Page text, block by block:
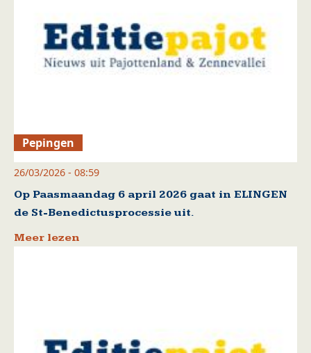
Pepingen
26/03/2026 - 08:59
Op Paasmaandag 6 april 2026 gaat in ELINGEN
de St-Benedictusprocessie uit.
Meer lezen